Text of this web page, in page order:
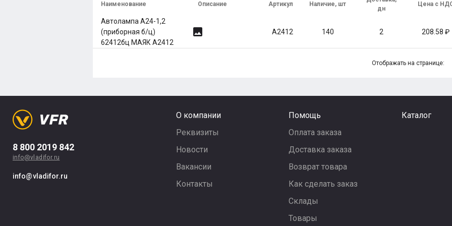
Наименование Описание Артикул Наличие, шт
дн
Цена с
Автолампа А24-1,2
(приборная б/ц)
62412бц МАЯК А2412
image A2412 140 2 208.58
Отображать на странице:
8 800 2019 842
info@vladifor.ru
info@vladifor.ru
О компании
Реквизиты
Новости
Вакансии
Контакты
Помощь
Оплата заказа
Доставка заказа
Возврат товара
Как сделать заказ
Склады
Товары
Каталог